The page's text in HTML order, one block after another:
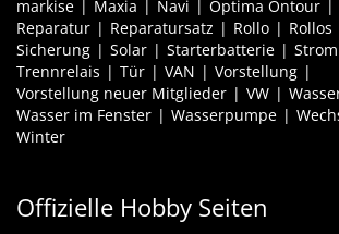
markise
Maxia Navi Optima Ontour
Reparatur
Reparatursatz Rollo Rollos
Sicherung
Solar Starterbatterie Strom
Trennrelais
Tür VAN
Vorstellung
Vorstellung neuer Mitglieder
VW
Wasser im Fenster
Wasserpumpe
Winter
Offizielle Hobby Seiten